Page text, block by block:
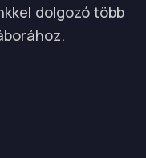
dolgozó több